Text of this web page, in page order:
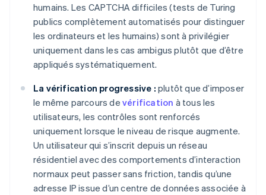
humains. Les CAPTCHA difficiles (tests de Turing
publics complètement automatisés pour distinguer
les ordinateurs et les humains) sont à privilégier
uniquement dans les cas ambigus plutôt que d’être
appliqués systématiquement.
La vérification progressive : plutôt que d’imposer
le même parcours de vérification à tous les
utilisateurs, les contrôles sont renforcés
uniquement lorsque le niveau de risque augmente.
Un utilisateur qui s’inscrit depuis un réseau
résidentiel avec des comportements d’interaction
normaux peut passer sans friction, tandis qu’une
adresse IP issue d’un centre de données associée à